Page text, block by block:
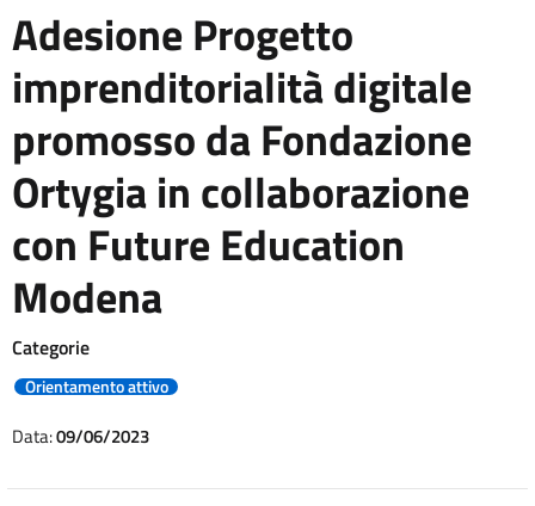
Adesione Progetto
imprenditorialità digitale
promosso da Fondazione
Ortygia in collaborazione
con Future Education
Modena
Categorie
Orientamento attivo
Data:09/06/2023